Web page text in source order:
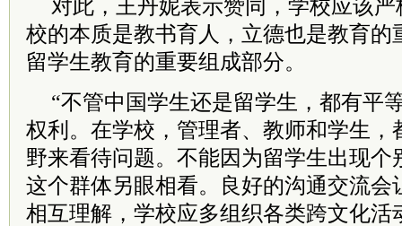
对此，王丹妮表示赞同，学校应该
校的本质是教书育人，立德也是教育的
留学生教育的重要组成部分。
“不管中国学生还是留学生，都有平
权利。在学校，管理者、教师和学生，
野来看待问题。不能因为留学生出现个
这个群体另眼相看。良好的沟通交流会
相互理解，学校应多组织各类跨文化活